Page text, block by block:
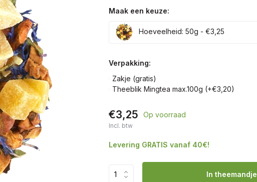
Maak een keuze:
Hoeveelheid: 50g - €3,25
Verpakking:
Zakje (gratis)
Theeblik Mingtea max.100g (+€3,20)
€3,25 Op voorraad
Incl. btw
Levering GRATIS vanaf 40€!
In theemandje